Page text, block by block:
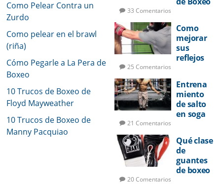
Como Pelear Contra un
Zurdo
Como pelear en el brawl
(riña)
Cómo Pegarle a La Pera de
Boxeo
10 Trucos de Boxeo de
Floyd Mayweather
10 Trucos de Boxeo de
Manny Pacquiao
33 Comentarios
Como
mejorar
sus
reflejos
25 Comentarios
Entrena
miento
de salto
en soga
21 Comentarios
Qué clase
de
guantes
de boxeo
20 Comentarios